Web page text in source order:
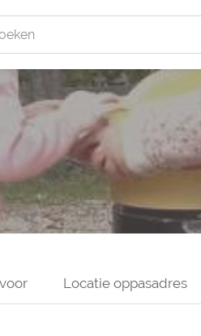
Locatie oppasadres